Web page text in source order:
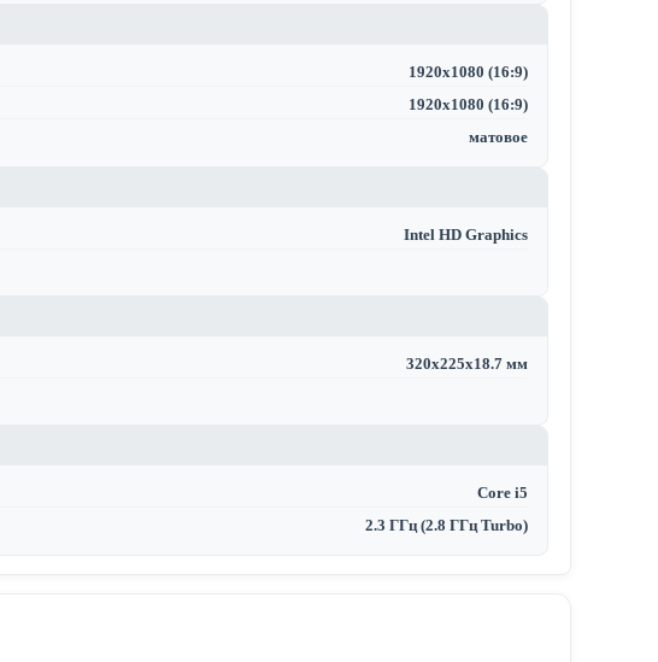
1920x1080 (16:9)
1920x1080 (16:9)
матовое
Intel HD Graphics
320х225х18.7 мм
Core i5
2.3 ГГц (2.8 ГГц Turbo)